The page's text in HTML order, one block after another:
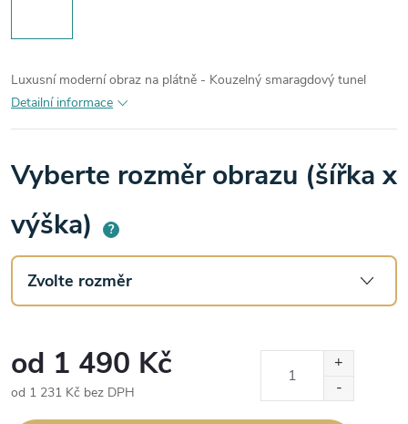
Luxusní moderní obraz na plátně - Kouzelný smaragdový tunel
Detailní informace
Vyberte rozměr obrazu (šířka x
výška)
?
od 1 490 Kč
od 1 231 Kč bez DPH